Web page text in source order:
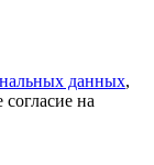
данных,
на